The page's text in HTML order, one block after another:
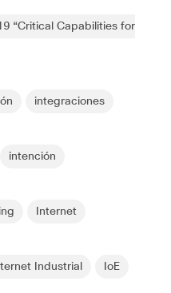
“Critical Capabilities for
integraciones
intención
Internet
Industrial IoE